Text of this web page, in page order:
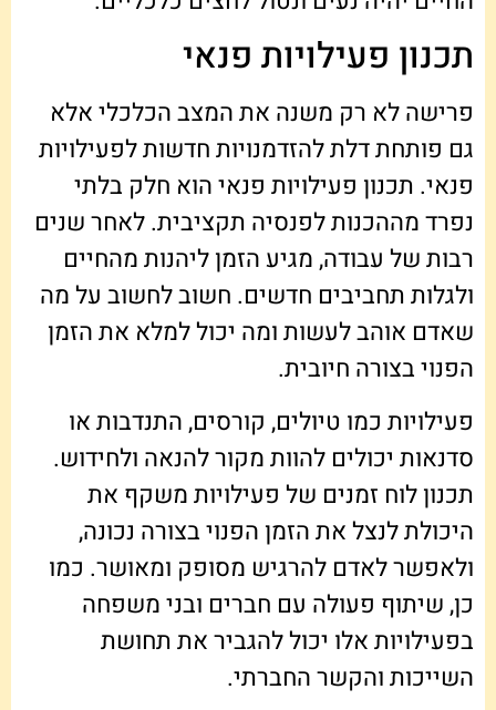
תכנון פעילויות פנאי
פרישה לא רק משנה את המצב הכלכלי אלא
גם פותחת דלת להזדמנויות חדשות לפעילויות
פנאי. תכנון פעילויות פנאי הוא חלק בלתי
נפרד מההכנות לפנסיה תקציבית. לאחר שנים
רבות של עבודה, מגיע הזמן ליהנות מהחיים
ולגלות תחביבים חדשים. חשוב לחשוב על מה
שאדם אוהב לעשות ומה יכול למלא את הזמן
הפנוי בצורה חיובית.
פעילויות כמו טיולים, קורסים, התנדבות או
סדנאות יכולים להוות מקור להנאה ולחידוש.
תכנון לוח זמנים של פעילויות משקף את
היכולת לנצל את הזמן הפנוי בצורה נכונה,
ולאפשר לאדם להרגיש מסופק ומאושר. כמו
כן, שיתוף פעולה עם חברים ובני משפחה
בפעילויות אלו יכול להגביר את תחושת
השייכות והקשר החברתי.